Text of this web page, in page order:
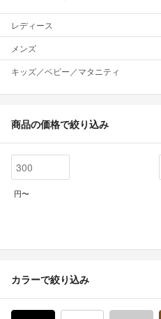
レディース
メンズ
キッズ／ベビー／マタニティ
商品の価格で絞り込み
円〜
カラーで絞り込み